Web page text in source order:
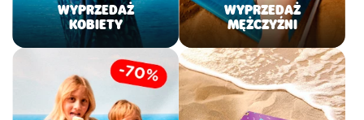
WYPRZEDAŻ
KOBIETY
WYPRZEDAŻ
MĘŻCZYŹNI